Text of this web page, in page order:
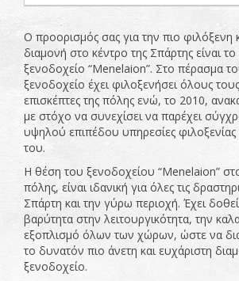
Ο προορισμός σας για την πιο φιλόξενη
διαμονή στο κέντρο της Σπάρτης είναι το
ξενοδοχείο “Menelaion”. Στο πέρασμα
ξενοδοχείο έχει φιλοξενήσει όλους
επισκέπτες της πόλης ενώ, το 2010,
με στόχο να συνεχίσει να παρέχει
υψηλού επιπέδου υπηρεσίες φιλοξενίας
του.
Η θέση του ξενοδοχείου “Menelaion”
πόλης, είναι ιδανική για όλες τις
Σπάρτη και την γύρω περιοχή. Έχει δοθεί
βαρύτητα στην λειτουργικότητα, την
εξοπλισμό όλων των χώρων, ώστε να
το δυνατόν πιο άνετη και ευχάριστη
ξενοδοχείο.